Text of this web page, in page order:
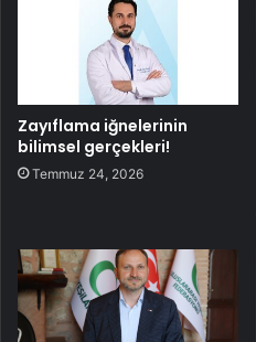
Zayıflama iğnelerinin
bilimsel gerçekleri!
Temmuz 24, 2026